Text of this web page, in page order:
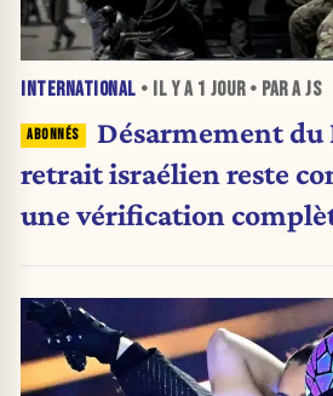
INTERNATIONAL • IL Y A 1 JOUR• PAR A JS
Désarmement du
retrait israélien reste
une vérification